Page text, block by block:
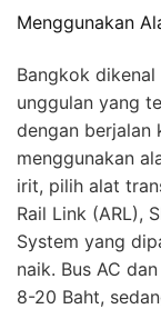
Menggunakan
Bangkok
unggulan yang
dengan berjalan
menggunakan
irit, pilih alat
Rail Link (ARL),
System yang
naik. Bus AC
8-20 Baht,